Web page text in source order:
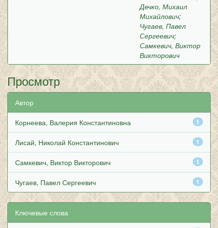
Дечко, Михаил
Михайлович;
Чугаев, Павел
Сергеевич;
Самкевич, Виктор
Викторович
Просмотр
Автор
1
Корнеева, Валерия Константиновна
1
Лисай, Николай Константинович
1
Самкевич, Виктор Викторович
1
Чугаев, Павел Сергеевич
Ключевые слова